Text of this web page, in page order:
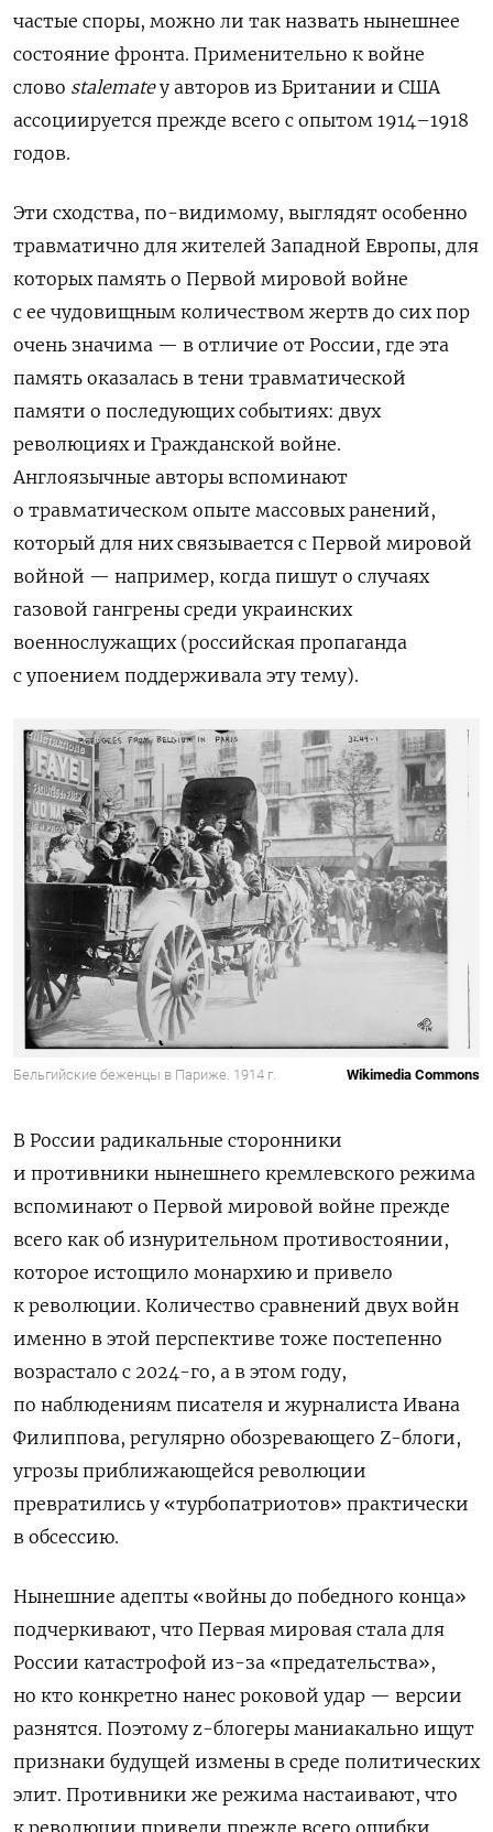
частые споры, можно ли так назвать нынешнее
состояние фронта. Применительно к войне
слово stalemateу авторов из Британии и США
ассоциируется прежде всего с опытом 1914–1918
годов.
Эти сходства, по-видимому, выглядят особенно
травматично для жителей Западной Европы, для
которых память о Первой мировой войне
с ее чудовищным количеством жертв до сих пор
очень значима — в отличие от России, где эта
память оказалась в тени травматической
памяти о последующих событиях: двух
революциях и Гражданской войне.
Англоязычные авторы вспоминают
о травматическом опыте массовых ранений,
который для них связывается с Первой мировой
войной — например, когда пишут о случаях
газовой гангрены среди украинских
военнослужащих (российская пропаганда
с упоением поддерживала эту тему).
Бельгийские беженцы в Париже. 1914 г. Wikimedia Commons
В России радикальные сторонники
и противники нынешнего кремлевского режима
вспоминают о Первой мировой войне прежде
всего как об изнурительном противостоянии,
которое истощило монархию и привело
к революции. Количество сравнений двух войн
именно в этой перспективе тоже постепенно
возрастало с 2024-го, а в этом году,
по наблюдениям писателя и журналиста Ивана
Филиппова, регулярно обозревающего Z-блоги,
угрозы приближающейся революции
превратились у «турбопатриотов» практически
в обсессию.
Нынешние адепты «войны до победного конца»
подчеркивают, что Первая мировая стала для
России катастрофой из-за «предательства»,
но кто конкретно нанес роковой удар — версии
разнятся. Поэтому z-блогеры маниакально ищут
признаки будущей измены в среде политических
элит. Противники же режима настаивают, что